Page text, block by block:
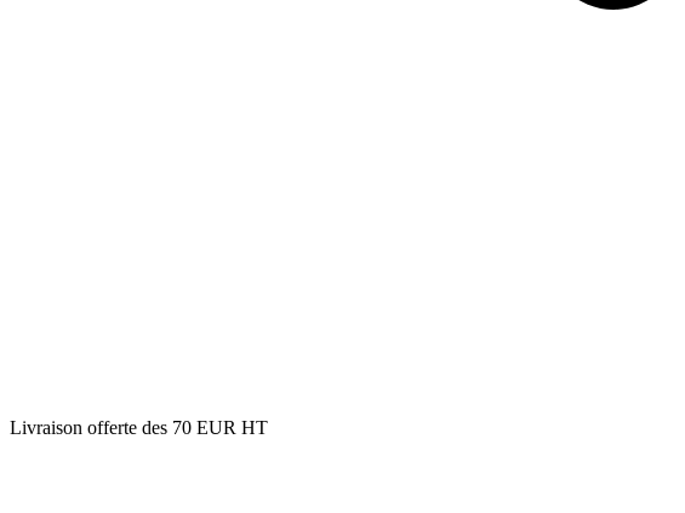
Livraison offerte des 70 EUR HT